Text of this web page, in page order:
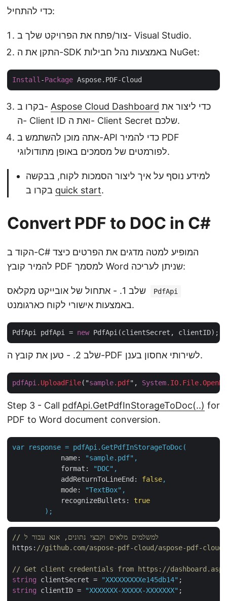
כדי להתחיל:
צור/פתח את הפרויקט שלך ב- Visual Studio.
התקן את ה-SDK באמצעות נהל חבילות NuGet:
Install-Package
בקרו ב- Aspose Cloud Dashboard
ה- Client ID ואת ה- Client Secret שלכם.
אתה מוכן להשתמש ב-API כדי להמיר PDF
לפורמטים של מסמכים באופן מתודולוגי.
למידע נוסף על איך ליצור הסמכות לקוח, בבקשה
quick start.
Convert PDF to DOC in C#
הקוד ב-C# המופיע למטה מדגים את הפרטים כיצד
להמיר קובץ PDF למסמך Word שניתן לעריכה:
PdfApi
באמצעות אישורי לקוח כארגומנט.
PdfApi pdfApi = new
שלב 2. - טען את קובץ ה-PDF לשירותי אחסון בענן.
pdfApi.UploadFile("sample.pdf", System.IO.File
Step 3 - Call pdfApi.GetPdfInStorageToDoc(..) for
PDF to Word document conversion.
var response = pdfApi.GetPdfInStorageToDoc(
name:
"sample.pdf" ,
format:
"DOC" ,
addReturnToLineEnd:
false,
mode:
"TextBox" ,
recognizeBullets:
true
);
https: //github.com/aspose-pdf-cloud/aspose-pdf-
// Get client credentials from https://
string clientSecret = "XXXXXXXXXe145db14"
string clientID = "XXXXXXX-XXXXX-XXXXXXX" ;